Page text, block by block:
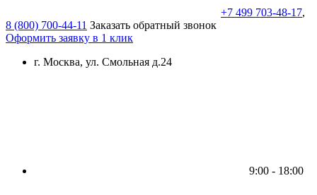
+7 499 703-48-17,
8 (800) 700-44-11 Заказать обратный звонок
Оформить заявку в 1 клик
г. Москва, ул. Смольная д.24
9:00 - 18:00